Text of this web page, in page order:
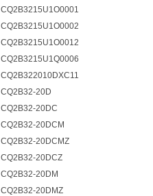
CQ2B3215U1O0001
CQ2B3215U1O0002
CQ2B3215U1O0012
CQ2B3215U1Q0006
CQ2B322010DXC11
CQ2B32-20D
CQ2B32-20DC
CQ2B32-20DCM
CQ2B32-20DCMZ
CQ2B32-20DCZ
CQ2B32-20DM
CQ2B32-20DMZ